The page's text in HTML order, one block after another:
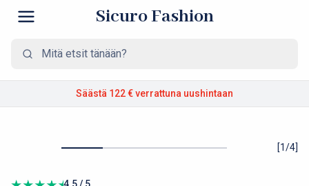
Sicuro Fashion
Säästä 122 €verrattuna uushintaan
[1/4]